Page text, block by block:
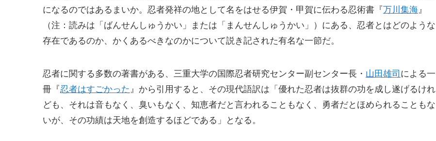
になるのではあるまいか。忍者発祥の地として名をはせる伊賀・甲賀に伝わる忍術書『万川集海』
（注：読みは「ばんせんしゅうかい」または「まんせんしゅうかい」）にある、忍者とはどのような
存在であるのか、かくあるべきなのかについて説き記された有名な一節だ。
忍者に関する多数の著書がある、三重大学の国際忍者研究センター副センター長・ 山田雄司 による一
冊『忍者はすごかった 』から引用すると、その現代語訳は「優れた忍者は抜群の功を成し遂げるけれ
ども、それは音もなく、臭いもなく、知恵者だと言われることもなく、勇者だとほめられることもな
いが、その功績は天地を創造するほどである」となる。